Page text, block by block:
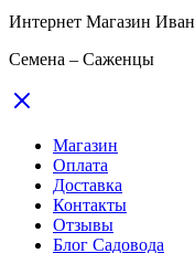
Интернет Магазин
Семена – Саженцы
Магазин
Оплата
Доставка
Контакты
Отзывы
Блог Садовода